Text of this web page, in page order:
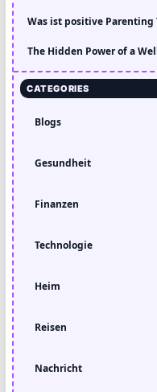
Was ist positive Parenting
The Hidden Power of a
CATEGORIES
Blogs
Gesundheit
Finanzen
Technologie
Heim
Reisen
Nachricht